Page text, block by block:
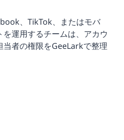
、TikTok、またはモバ
運用するチームは、アカウ
当者の権限をGeeLarkで整理